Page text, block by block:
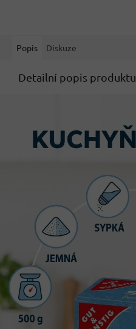
Popis Diskuze
Detailní popis produktu